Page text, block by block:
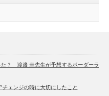
た？ 渡邉 圭先生が予想するボーダーラ
ェンジの時に大切にしたこと